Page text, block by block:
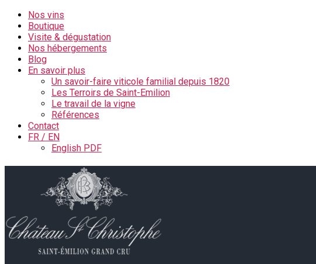
Nos vins
Boutique
Visite & dégustation
Nos hébergements
Blog
En savoir plus
Un savoir-faire viticole familial depuis 1820
Les Terroirs de Saint-Emilion
Le travail de la vigne
Références
Contact
FR / EN
English PDF